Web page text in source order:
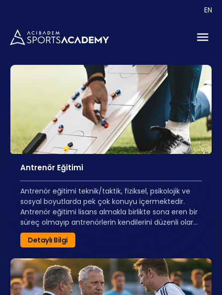
EN
Antrenör Eğitimi
Antrenör eğitimi teknik/taktik, fiziksel, psikolojik ve
sosyal boyutlarda pek çok konuyu içermektedir.
Antrenör eğitimi lisans almakla birlikte sona eren bir
süreç olmayıp antrenörlerin kendilerini düzenli olarak
güncellemeleri gerekmektedir. Genel antrenör
eğitimlerinin yanı sıra farklı uzmanlık alanlarına
portföyümüzde yer almaktadır.
Detaylı Bilgi